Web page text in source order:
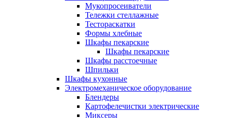
Мукопросеиватели
Тележки стеллажные
Тестораскатки
Формы хлебные
Шкафы пекарские
Шкафы пекарские
Шкафы расстоечные
Шпильки
Шкафы кухонные
Электромеханическое оборудование
Блендеры
Картофелечистки электрические
Миксеры